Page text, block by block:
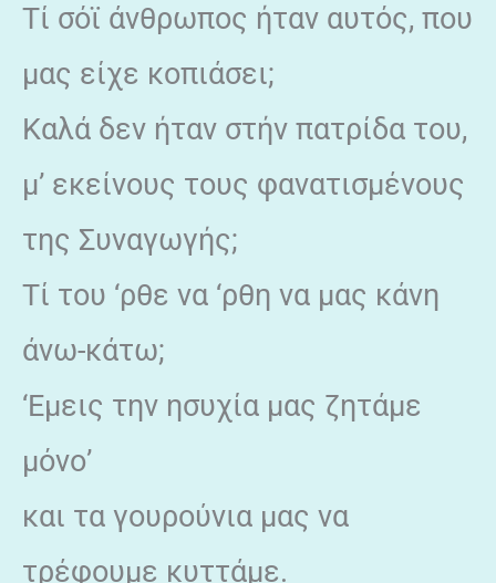
Τί σόϊ άνθρωπος ήταν αυτός, που
μας είχε κοπιάσει;
Καλά δεν ήταν στήν πατρίδα του,
μ’ εκείνους τους φανατισμένους
της Συναγωγής;
Τί του ‘ρθε να ‘ρθη να μας κάνη
άνω-κάτω;
‘Εμεις την ησυχία μας ζητάμε
μόνο’
και τα γουρούνια μας να
τρέφουμε κυττάμε.